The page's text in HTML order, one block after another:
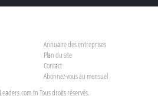
Annuaire des entreprises
Plan du site
Contact
Abonnez-vous au mensuel
Tous droits réservés.